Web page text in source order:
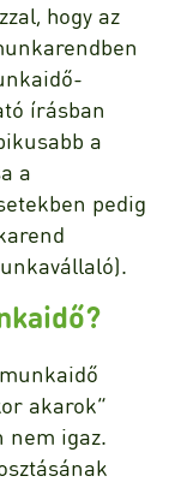
hogy az
írásban
a
a
pedig
akarok”
nem igaz.